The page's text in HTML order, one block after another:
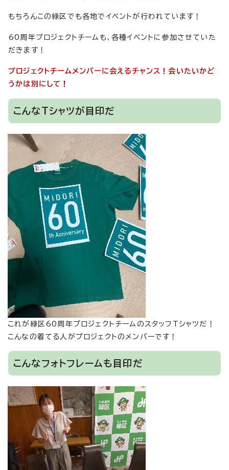
もちろんこの緑区でも各地でイベントが行われています！
60周年プロジェクトチームも、各種イベントに参加させていた
だきます！
プロジェクトチームメンバーに会えるチャンス！会いたいかど
うかは別にして！
こんなTシャツが目印だ
これが緑区60周年プロジェクトチームのスタッフTシャツだ！
こんなの着てる人がプロジェクトのメンバーです！
こんなフォトフレームも目印だ